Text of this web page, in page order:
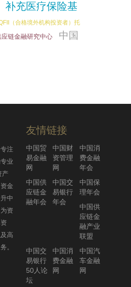
如何处理银行剥离的不良
申报
理规模超18万亿 内地军
规模五年翻两番 实现十
代结束 券商资管有四大
年资管产品嵌套那些事
资管、基金专户、银行
估值的套路（成本法）
行加大托管业务发展
值税哪些交哪些不交？
补充医疗保险基
（合格境外机构投资者）托
应链金融研究中心
中国
注
业
产
金
中
资
高
。
友情链接
中国贸
易金融
网
中国财
资管理
网
中国消
费金融
年会
中国供
应链金
融年会
中国交
易银行
年会
中国保
理年会
中国供
应链金
融产业
联盟
中国交
易银行
50人论
坛
中国消
费金融
网
中国汽
车金融
网